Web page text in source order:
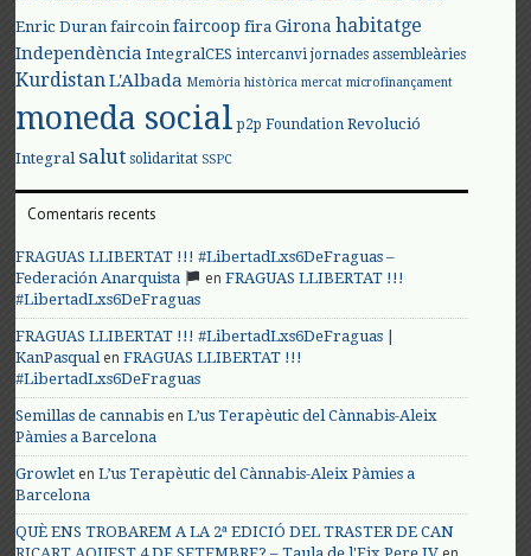
Enric Duran faircoin faircoop fira Girona habitatge
Independència IntegralCES intercanvi jornades assembleàries
KurdistanL'Albada Memòria històrica mercat microfinançament
moneda social p2p Foundation Revolució
Integral salut solidaritat SSPC
Comentaris recents
FRAGUAS LLIBERTAT !!! #LibertadLxs6DeFraguas –
Federación Anarquista
enFRAGUAS LLIBERTAT !!!
#LibertadLxs6DeFraguas
FRAGUAS LLIBERTAT !!! #LibertadLxs6DeFraguas |
KanPasqualenFRAGUAS LLIBERTAT !!!
#LibertadLxs6DeFraguas
Semillas de cannabis enL’us Terapèutic del Cànnabis-Aleix
Pàmies a Barcelona
Growlet enL’us Terapèutic del Cànnabis-Aleix Pàmies a
Barcelona
QUÈ ENS TROBAREM A LA 2ª EDICIÓ DEL TRASTER DE CAN